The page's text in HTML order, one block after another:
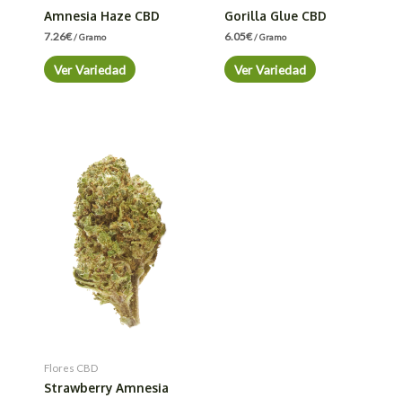
Amnesia Haze CBD
7.26€/ Gramo
Ver Variedad
Gorilla Glue CBD
6.05€/ Gramo
Ver Variedad
Flores CBD
Strawberry Amnesia